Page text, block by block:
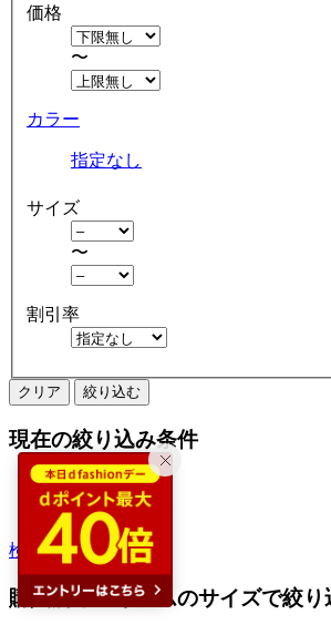
価格
〜
カラー
指定なし
サイズ
〜
割引率
クリア 絞り込む
現在の絞り込み条件
ブローチ
アウトレット
検索履歴から探す
購入済みアイテムのサイズで絞り